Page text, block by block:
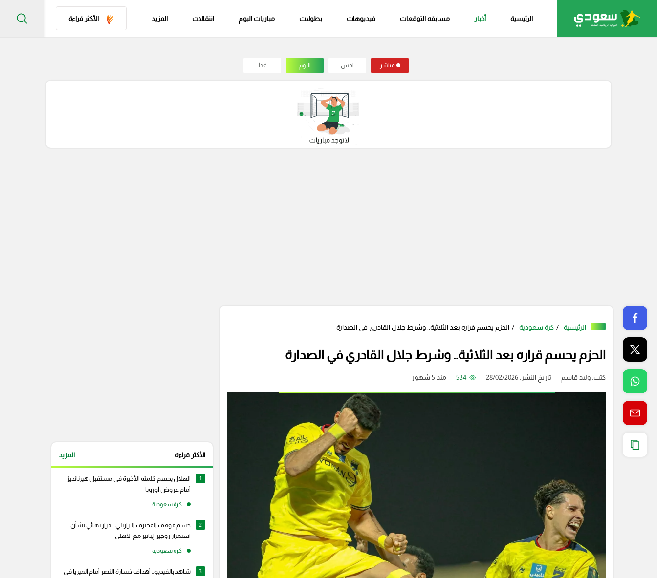
الرئيسية أخبار مسابقه التوقعات فيديوهات بطولات مباريات اليوم انتقالات المزيد الأكثر قراءة
مباشر أمس اليوم غداً
الرئيسية كرة سعودية الحزم يحسم قراره بعد الثلاثية.. وشرط جلال القادري في الصدارة
الحزم يحسم قراره بعد الثلاثية.. وشرط جلال القادري في الصدارة
كتب:وليد قاسم تاريخ النشر: 28/02/2026 534 منذ 5 شهور
الأكثر قراءة المزيد
1
الهلال يحسم كلمته الأخيرة في مستقبل هيرنانديز
أمام عروض أوروبا
كرة سعودية
2
حسم موقف المحترف البرازيلي.. قرار نهائي بشأن
استمرار روجير إيبانيز مع الأهلي
كرة سعودية
3
شاهد بالفيديو.. أهداف خسارة النصر أمام ألميريا في